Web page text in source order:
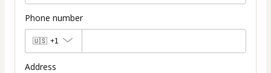
Phone number
🇺🇸 +1
Address